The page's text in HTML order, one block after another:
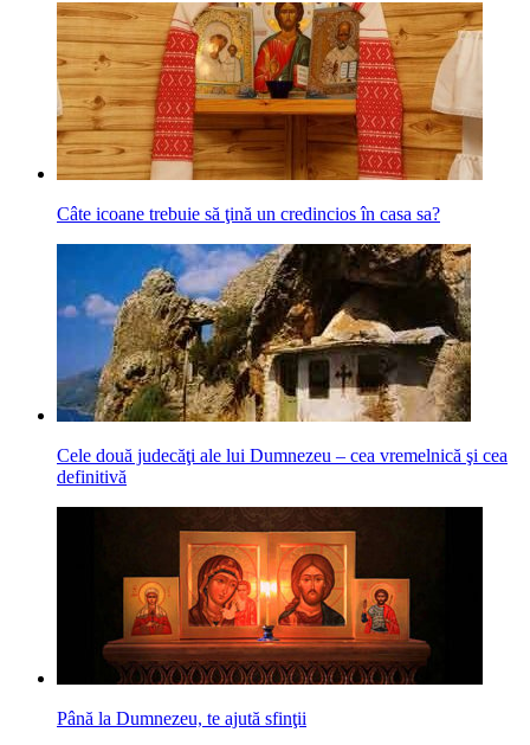
Câte icoane trebuie să ţină un credincios în casa sa?
Cele două judecăţi ale lui Dumnezeu – cea vremelnică şi cea
definitivă
Până la Dumnezeu, te ajută sfinţii